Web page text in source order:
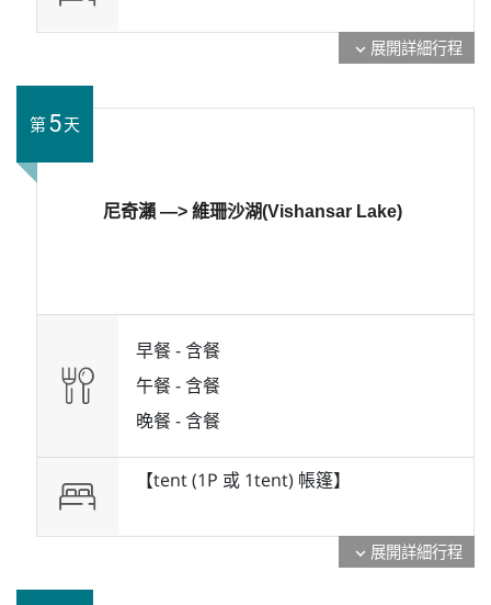
expand_more 展開詳細行程
第5天
尼奇瀨 —> 維珊沙湖(Vishansar Lake)
早餐 -含餐
午餐 -含餐
晚餐 -含餐
【tent (1P 或 1tent) 帳篷】
expand_more 展開詳細行程